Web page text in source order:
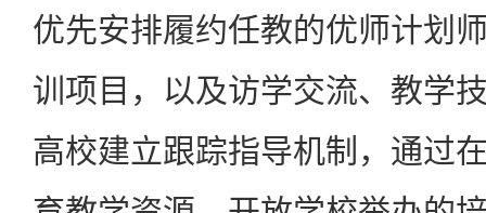
优先安排履约任教的优师计划
训项目，以及访学交流、教学
高校建立跟踪指导机制，通过